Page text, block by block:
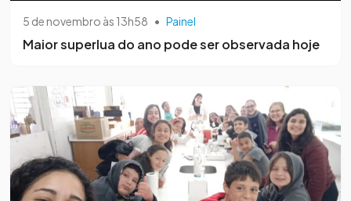
5 de novembro às 13h58 • Painel
Maior superlua do ano pode ser observada hoje